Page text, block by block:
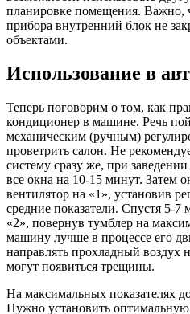
планировке помещения. Важно,
прибора внутренний блок не
объектами.
Использование в
Теперь поговорим о том, как
кондиционер в машине. Речь
механическим (ручным)
проветрить салон. Не
систему сразу же, при
все окна на 10-15 минут. Затем
вентилятор на «1», установив
средние показатели. Спустя 5-7
«2», повернув тумблер на
машину лучше в процессе его
направлять прохладный воздух
могут появиться трещины.
На максимальных показателях
Нужно установить оптимальную